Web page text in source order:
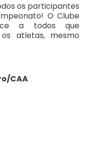
os participantes
O Clube
a todos que
atletas, mesmo
CAA